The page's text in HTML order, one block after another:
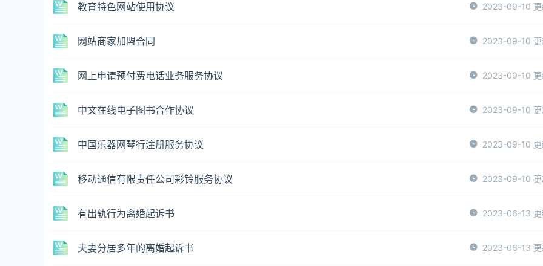
教育特色网站使用协议 2023-09-10 更
网站商家加盟合同 2023-09-10 更
网上申请预付费电话业务服务协议 2023-09-10 更
中文在线电子图书合作协议 2023-09-10 更
中国乐器网琴行注册服务协议 2023-09-10 更
移动通信有限责任公司彩铃服务协议 2023-09-10 更
有出轨行为离婚起诉书 2023-06-13 更
夫妻分居多年的离婚起诉书 2023-06-13 更